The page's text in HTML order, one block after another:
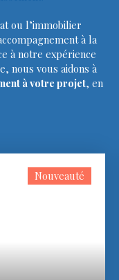
ou l’immobilier
à la
à notre expérience
nous vous aidons à
à votre projet, en
Nouveauté